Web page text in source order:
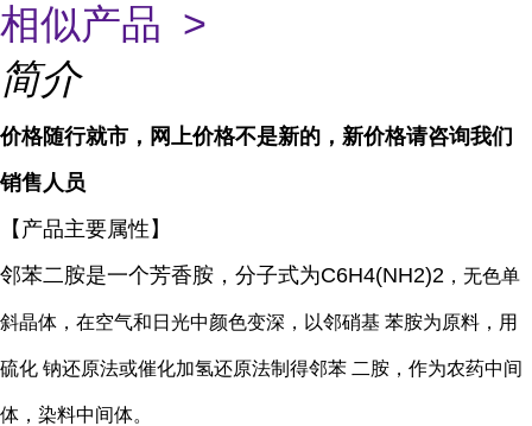
相似产品 >
简介
价格随行就市，网上价格不是新的，新价格请咨询我们
销售人员
【产品主要属性】
邻苯二胺是一个芳香胺，分子式为C6H4(NH2)2 ，无色单
斜晶体，在空气和日光中颜色变深，以邻硝基 苯胺为原料，用
硫化 钠还原法或催化加氢还原法制得邻苯 二胺，作为农药中间
体，染料中间体。